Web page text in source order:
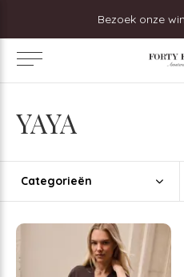
Bezoek onze
YAYA
Categorieën